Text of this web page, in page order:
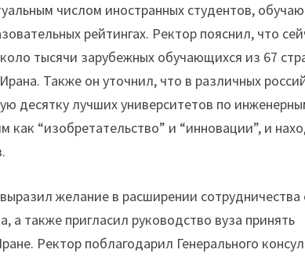
числом иностранных студентов,
рейтингах. Ректор пояснил, что
тысячи зарубежных обучающихся из 67
Также он уточнил, что в различных
десятку лучших университетов по
как “изобретательство” и “инновации”, и
желание в расширении сотрудничества
а также пригласил руководство вуза принять
Ректор поблагодарил Генерального